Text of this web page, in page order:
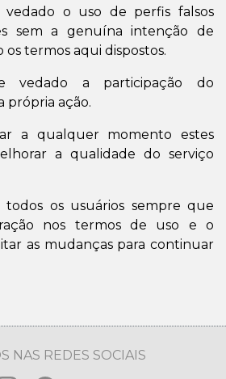
vedado o uso de perfis falsos
sem a genuína intenção de
os termos aqui dispostos.
vedado a participação do
própria ação.
a qualquer momento estes
a qualidade do serviço
os usuários sempre que
nos termos de uso e o
as mudanças para continuar
NAS REDES SOCIAIS